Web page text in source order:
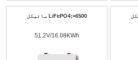
LiFePO4;>6500 سائیکل
51.2V/16.08KWh